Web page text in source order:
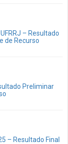
– Resultado
de Recurso
Preliminar
– Resultado Final